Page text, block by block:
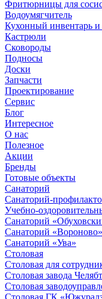
Фритюрницы для
Водоумягчитель
Кухонный инвентарь и
Кастрюли
Сковороды
Подносы
Доски
Запчасти
Проектирование
Сервис
Блог
Интересное
О нас
Полезное
Акции
Бренды
Готовые объекты
Санаторий
Санаторий-
Учебно-
Санаторий
Санаторий «Вороново»
Санаторий «Ува»
Столовая
Столовая для
Столовая завода
Столовая
Столовая ГК